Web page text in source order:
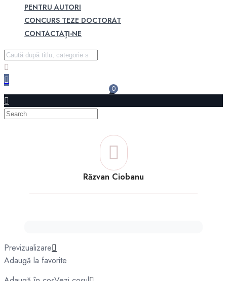
PENTRU AUTORI
CONCURS TEZE DOCTORAT
CONTACTAȚI-NE
0
Răzvan Ciobanu
Previzualizare
Adaugă la favorite